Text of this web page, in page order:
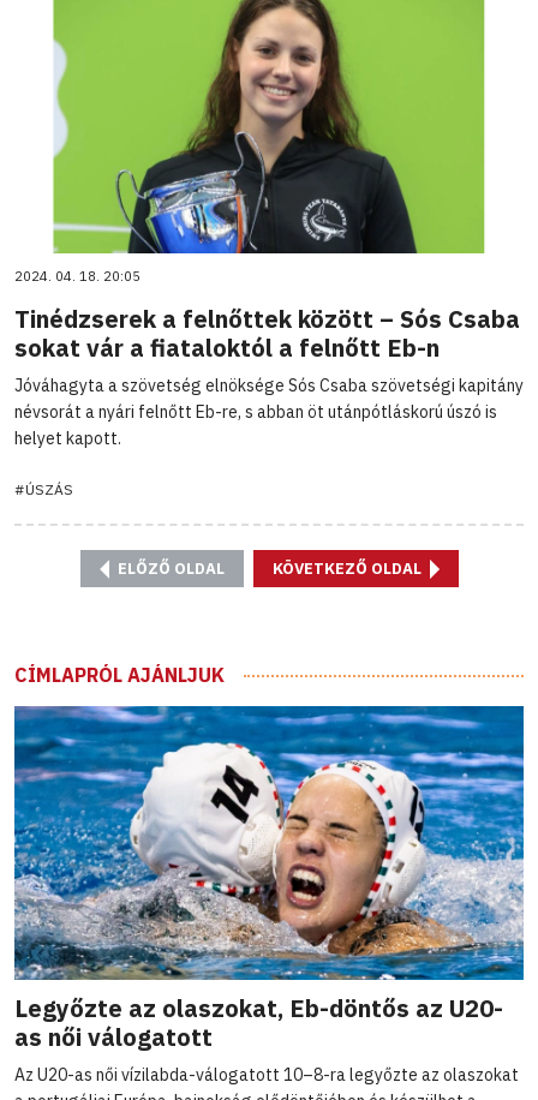
2024. 04. 18. 20:05
Tinédzserek a felnőttek között – Sós Csaba
sokat vár a fiataloktól a felnőtt Eb-n
Jóváhagyta a szövetség elnöksége Sós Csaba szövetségi kapitány
névsorát a nyári felnőtt Eb-re, s abban öt utánpótláskorú úszó is
helyet kapott.
#ÚSZÁS
ELŐZŐ OLDAL KÖVETKEZŐ OLDAL
CÍMLAPRÓL AJÁNLJUK
Legyőzte az olaszokat, Eb-döntős az U20-
as női válogatott
Az U20-as női vízilabda-válogatott 10–8-ra legyőzte az olaszokat